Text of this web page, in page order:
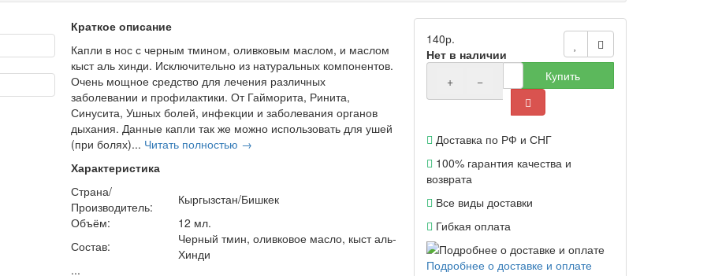
Краткое описание
Капли в нос с черным тмином, оливковым маслом, и маслом
кыст аль хинди. Исключительно из натуральных компонентов.
Очень мощное средство для лечения различных
заболевании и профилактики. От Гайморита, Ринита,
Синусита, Ушных болей, инфекции и заболевания органов
дыхания. Данные капли так же можно использовать для ушей
(при болях)... Читать полностью →
Характеристика
Страна/
Производитель:
Кыргызстан/Бишкек
Объём:
12 мл.
Состав:
Черный тмин, оливковое масло, кыст аль-
Хинди
...
140р.
Нет в наличии
+
− Купить
Доставка по РФ и СНГ
100% гарантия качества и
возврата
Все виды доставки
Гибкая оплата
Подробнее о доставке и оплате